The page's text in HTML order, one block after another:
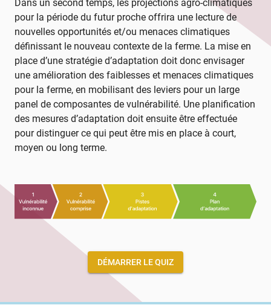
Dans un second temps, les projections agro-climatiques
pour la période du futur proche offrira une lecture de
nouvelles opportunités et/ou menaces climatiques
définissant le nouveau contexte de la ferme. La mise en
place d’une stratégie d’adaptation doit donc envisager
une amélioration des faiblesses et menaces climatiques
pour la ferme, en mobilisant des leviers pour un large
panel de composantes de vulnérabilité. Une planification
des mesures d’adaptation doit ensuite être effectuée
pour distinguer ce qui peut être mis en place à court,
moyen ou long terme.
DÉMARRER LE QUIZ